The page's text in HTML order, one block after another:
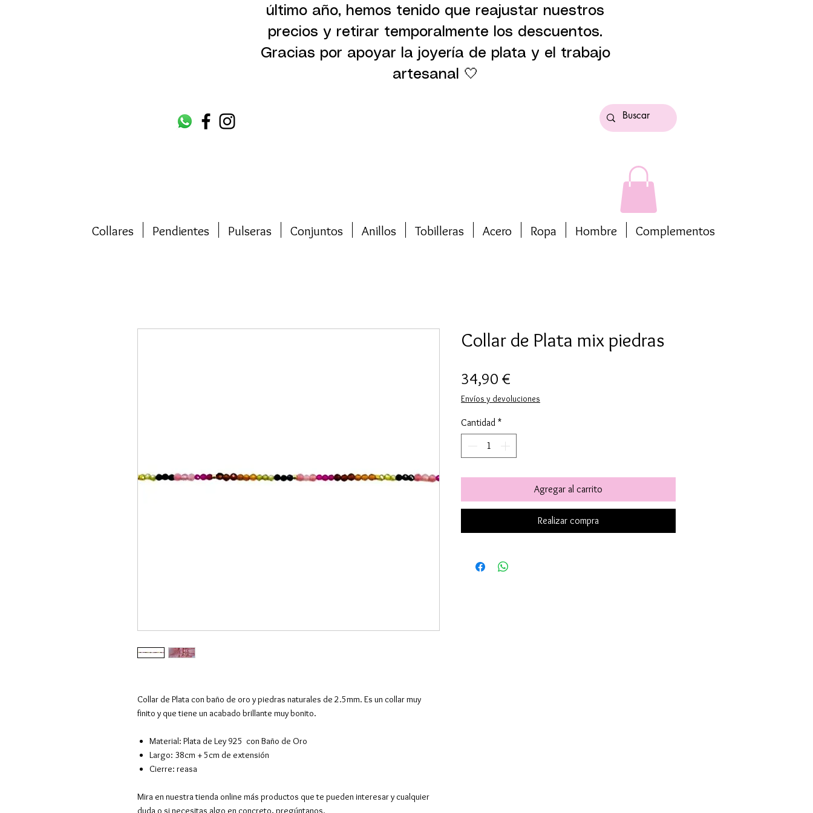
último año, hemos tenido que reajustar nuestros
precios y retirar temporalmente los descuentos.
Gracias por apoyar la joyería de plata y el trabajo
artesanal 🤍
Collares Pendientes Pulseras Conjuntos Anillos Tobilleras Acero Ropa Hombre Complementos
Collar de Plata con baño de oro y piedras naturales de 2.5mm. Es un collar muy
finito y que tiene un acabado brillante muy bonito.
Material: Plata de Ley 925 con Baño de Oro
Largo: 38cm + 5cm de extensión
Cierre: reasa
Mira en nuestra tienda online más productos que te pueden interesar y cualquier
duda o si necesitas algo en concreto, pregúntanos.
Collar de Plata mix piedras
34,90 €
Envíos y devoluciones
Cantidad *
Agregar al carrito
Realizar compra